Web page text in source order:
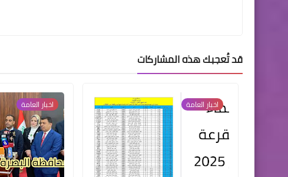
قد تُعجبك هذه المشاركات
اخبار العامة اخبار العامة